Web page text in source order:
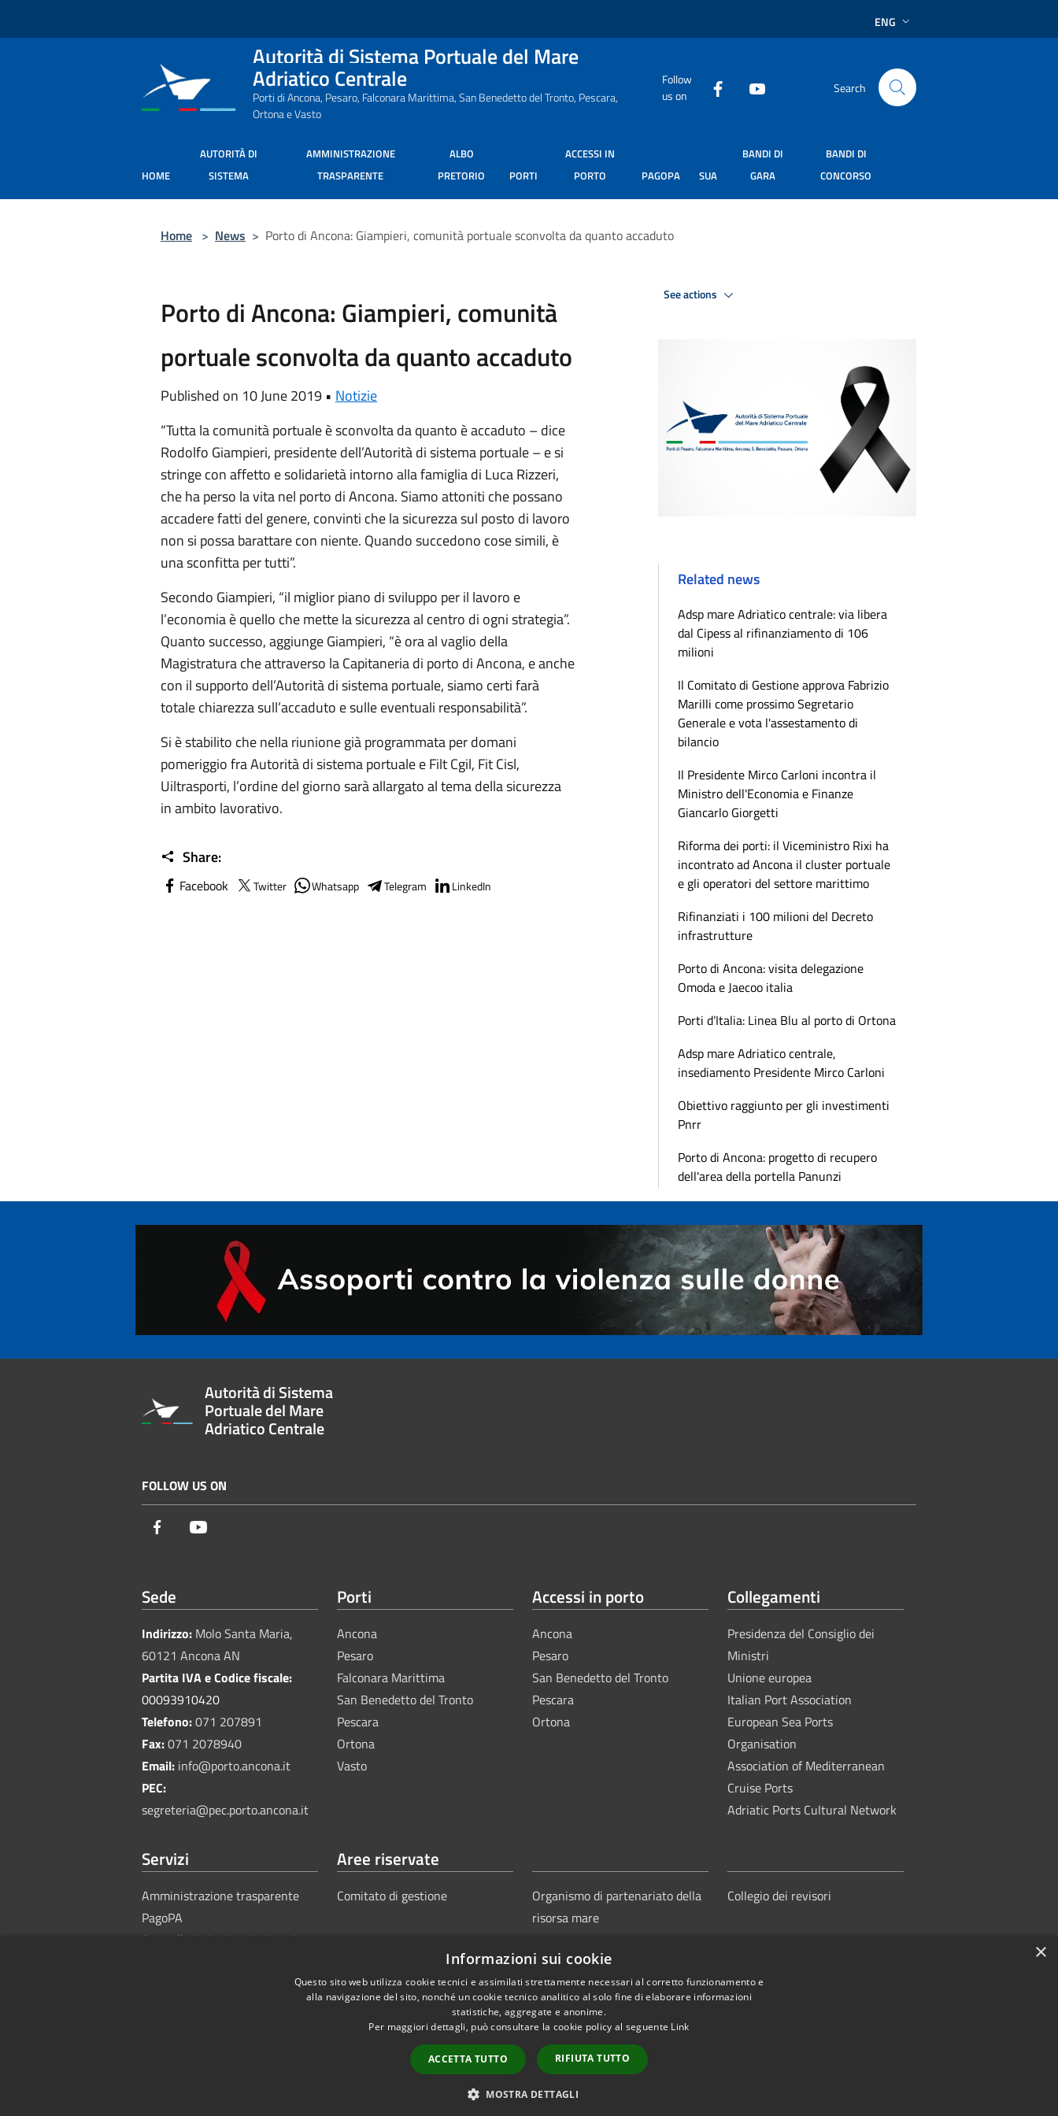
ENG
Autorità di Sistema Portuale del Mare
Adriatico Centrale
Porti di Ancona, Pesaro, Falconara Marittima, San Benedetto del Tronto, Pescara,
Ortona e Vasto
Follow
us on
Search
HOME
AUTORITÀ DI
SISTEMA
AMMINISTRAZIONE
TRASPARENTE
ALBO
PRETORIO
PORTI
ACCESSI IN
PORTO
PAGOPA SUA
BANDI DI
GARA
BANDI DI
CONCORSO
Home > News > Porto di Ancona: Giampieri, comunità portuale sconvolta da quanto accaduto
Porto di Ancona: Giampieri, comunità
portuale sconvolta da quanto accaduto
Published on 10 June 2019 • Notizie
“Tutta la comunità portuale è sconvolta da quanto è accaduto – dice
Rodolfo Giampieri, presidente dell’Autorità di sistema portuale – e si
stringe con affetto e solidarietà intorno alla famiglia di Luca Rizzeri,
che ha perso la vita nel porto di Ancona. Siamo attoniti che possano
accadere fatti del genere, convinti che la sicurezza sul posto di lavoro
non si possa barattare con niente. Quando succedono cose simili, è
una sconfitta per tutti”.
Secondo Giampieri, “il miglior piano di sviluppo per il lavoro e
l’economia è quello che mette la sicurezza al centro di ogni strategia”.
Quanto successo, aggiunge Giampieri, “è ora al vaglio della
Magistratura che attraverso la Capitaneria di porto di Ancona, e anche
con il supporto dell’Autorità di sistema portuale, siamo certi farà
totale chiarezza sull’accaduto e sulle eventuali responsabilità”.
Si è stabilito che nella riunione già programmata per domani
pomeriggio fra Autorità di sistema portuale e Filt Cgil, Fit Cisl,
Uiltrasporti, l’ordine del giorno sarà allargato al tema della sicurezza
in ambito lavorativo.
Share:
Facebook Twitter Whatsapp Telegram LinkedIn
See actions
Related news
Adsp mare Adriatico centrale: via libera
dal Cipess al rifinanziamento di 106
milioni
Il Comitato di Gestione approva Fabrizio
Marilli come prossimo Segretario
Generale e vota l'assestamento di
bilancio
Il Presidente Mirco Carloni incontra il
Ministro dell'Economia e Finanze
Giancarlo Giorgetti
Riforma dei porti: il Viceministro Rixi ha
incontrato ad Ancona il cluster portuale
e gli operatori del settore marittimo
Rifinanziati i 100 milioni del Decreto
infrastrutture
Porto di Ancona: visita delegazione
Omoda e Jaecoo italia
Porti d’Italia: Linea Blu al porto di Ortona
Adsp mare Adriatico centrale,
insediamento Presidente Mirco Carloni
Obiettivo raggiunto per gli investimenti
Pnrr
Porto di Ancona: progetto di recupero
dell'area della portella Panunzi
Autorità di Sistema
Portuale del Mare
Adriatico Centrale
FOLLOW US ON
Facebook
Sede
Indirizzo: Molo Santa Maria,
60121 Ancona AN
Partita IVA e Codice fiscale:
00093910420
Telefono:071 207891
Fax:071 2078940
Email: info@porto.ancona.it
PEC:
segreteria@pec.porto.ancona.it
Porti
Ancona
Pesaro
Falconara Marittima
San Benedetto del Tronto
Pescara
Ortona
Vasto
Accessi in porto
Ancona
Pesaro
San Benedetto del Tronto
Pescara
Ortona
Collegamenti
Presidenza del Consiglio dei
Ministri
Unione europea
Italian Port Association
European Sea Ports
Organisation
Association of Mediterranean
Cruise Ports
Adriatic Ports Cultural Network
Servizi
Amministrazione trasparente
PagoPA
Sportello Unico Amministrativo
Aree riservate
Comitato di gestione
Organismo di partenariato della
risorsa mare
Collegio dei revisori
Sitemap Copyright © 2025Autorità di Sistema Portuale del Mare
×
Informazioni sui cookie
Questo sito web utilizza cookie tecnici e assimilati strettamente necessari al corretto funzionamento e
alla navigazione del sito, nonché un cookie tecnico analitico al solo fine di elaborare informazioni
statistiche, aggregate e anonime.
Per maggiori dettagli, può consultare la cookie policy al seguente Link
ACCETTA TUTTO RIFIUTA TUTTO
MOSTRA DETTAGLI